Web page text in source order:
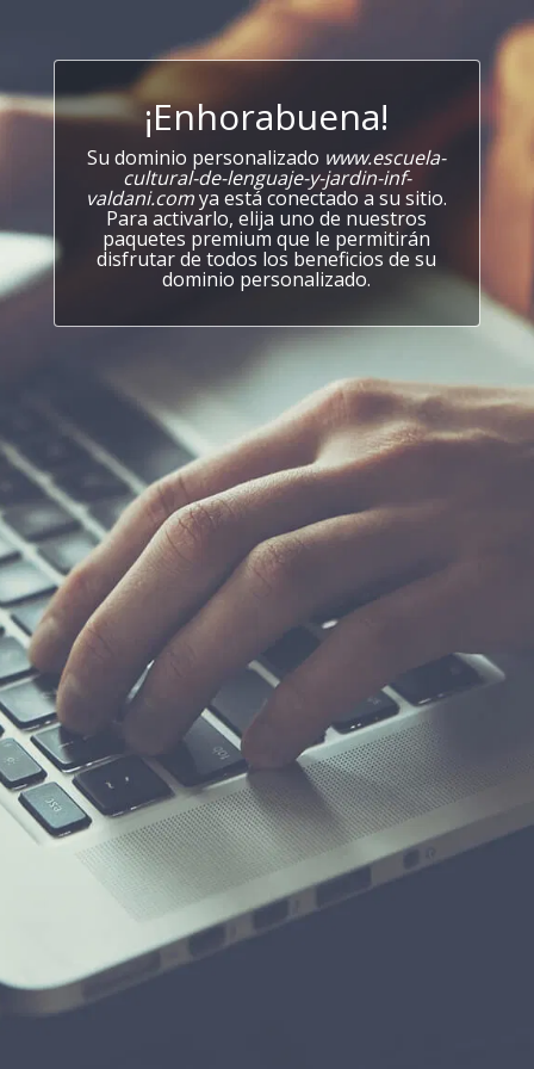
¡Enhorabuena!
Su dominio personalizado www.escuela-
cultural-de-lenguaje-y-jardin-inf-
valdani.comya está conectado a su sitio.
Para activarlo, elija uno de nuestros
paquetes premium que le permitirán
disfrutar de todos los beneficios de su
dominio personalizado.